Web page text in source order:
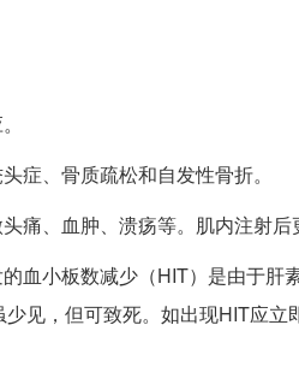
症、骨质疏松和自发性骨折。
痛、血肿、溃疡等。肌内注射后
血小板数减少（HIT）是由于
见，但可致死。如出现HIT应立